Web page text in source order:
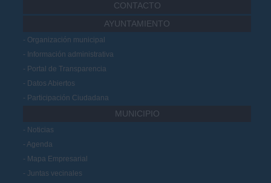
CONTACTO
AYUNTAMIENTO
Organización municipal
Información administrativa
Portal de Transparencia
Datos Abiertos
Participación Ciudadana
MUNICIPIO
Noticias
Agenda
Mapa Empresarial
Juntas vecinales